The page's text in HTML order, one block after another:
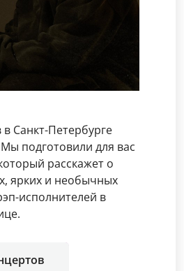
Санкт-Петербурге
подготовили для вас
расскажет о
ярких и необычных
исполнителей в